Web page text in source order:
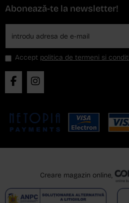
Abonează-te la newsletter!
Accept politica de termeni si
Creare magazin online,